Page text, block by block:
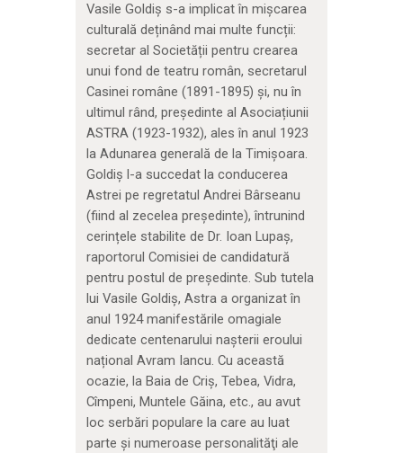
Vasile Goldiș s-a implicat în mișcarea
culturală deținând mai multe funcții:
secretar al Societății pentru crearea
unui fond de teatru român, secretarul
Casinei române (1891-1895) și, nu în
ultimul rând, președinte al Asociațiunii
ASTRA (1923-1932), ales în anul 1923
la Adunarea generală de la Timișoara.
Goldiș l-a succedat la conducerea
Astrei pe regretatul Andrei Bârseanu
(fiind al zecelea președinte), întrunind
cerințele stabilite de Dr. Ioan Lupaș,
raportorul Comisiei de candidatură
pentru postul de președinte. Sub tutela
lui Vasile Goldiș, Astra a organizat în
anul 1924 manifestările omagiale
dedicate centenarului nașterii eroului
național Avram Iancu. Cu această
ocazie, la Baia de Criş, Tebea, Vidra,
Cîmpeni, Muntele Găina, etc., au avut
loc serbări populare la care au luat
parte şi numeroase personalităţi ale